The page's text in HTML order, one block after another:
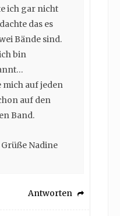
ich gar nicht
das es
Bände sind.
bin
mich auf jeden
auf den
Band.
Grüße Nadine
Antworten